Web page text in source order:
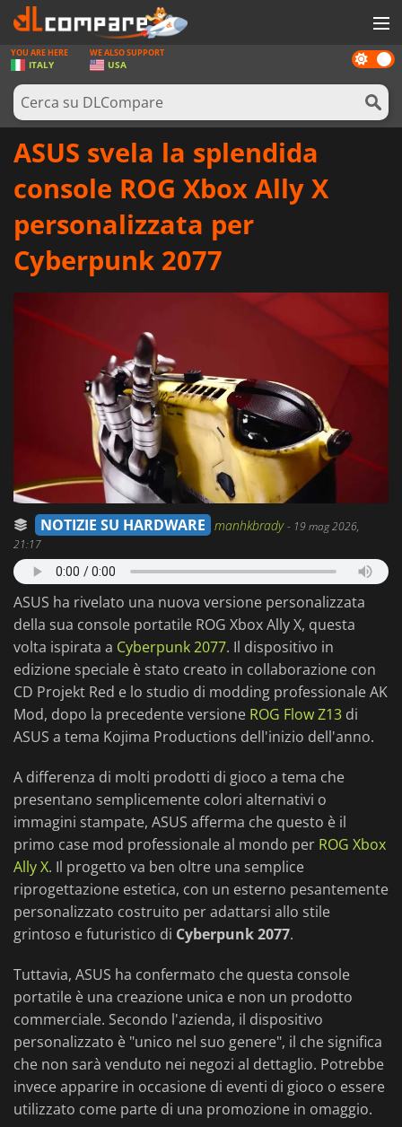
GIOCHI
PREPAGATE
SOFTWARE
NOTIZIE
ACCEDI O REGISTRATI
Dark
mode
YOU ARE HERE
ITALY
WE ALSO SUPPORT
USA
ASUS svela la splendida
console ROG Xbox Ally X
personalizzata per
Cyberpunk 2077
NOTIZIE SU HARDWARE manhkbrady- 19 mag 2026,
21:17
ASUS ha rivelato una nuova versione personalizzata
della sua console portatile ROG Xbox Ally X, questa
volta ispirata a Cyberpunk 2077. Il dispositivo in
edizione speciale è stato creato in collaborazione con
CD Projekt Red e lo studio di modding professionale AK
Mod, dopo la precedente versione ROG Flow Z13 di
ASUS a tema Kojima Productions dell'inizio dell'anno.
A differenza di molti prodotti di gioco a tema che
presentano semplicemente colori alternativi o
immagini stampate, ASUS afferma che questo è il
primo case mod professionale al mondo per ROG Xbox
Ally X. Il progetto va ben oltre una semplice
riprogettazione estetica, con un esterno pesantemente
personalizzato costruito per adattarsi allo stile
grintoso e futuristico di Cyberpunk 2077.
Tuttavia, ASUS ha confermato che questa console
portatile è una creazione unica e non un prodotto
commerciale. Secondo l'azienda, il dispositivo
personalizzato è "unico nel suo genere", il che significa
che non sarà venduto nei negozi al dettaglio. Potrebbe
invece apparire in occasione di eventi di gioco o essere
utilizzato come parte di una promozione in omaggio.